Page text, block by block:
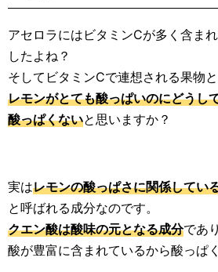
アセロラにはビタミンCが多く含ま
したよね？
そしてビタミンCで連想される果物
レモンがとても酸っぱいのにどうし
酸っぱくないと思いますか？
実はレモンの酸っぱさに関係してい
と呼ばれる成分なのです。
クエン酸は酸味の元となる成分であ
酸が豊富に含まれているから酸っぱ